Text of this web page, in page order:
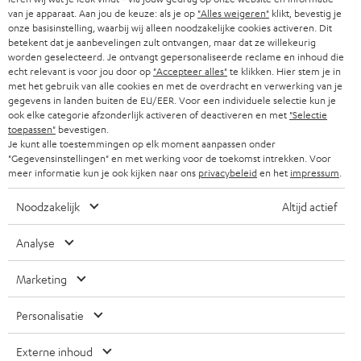
r
i
e
f
BLUETOOTH
KOPTELEFOONS
BLUETOOTH KOPTELEFOONS
COMPLETE SETS
SPEAKERS
ULTIMA
IN-EAR
FANSHOP
NIEUWKOMERS
PARTNERPROGRAMMA
BLOG
NEWSLETTER
STORES
TEUFEL VOORDELEN
ZWITSERLAND
NEDERLAND
BELGIË
FRANKRIJK
POLEN
ITALIË
USA
'Kennelijke' (typ)fouten voorbehouden. De op de foto's afgebeelde
accessoires zijn niet bij de levering inbegrepen. Eventuele
van je apparaat. Aan jou de keuze: als je op "Alles weigeren" klikt, bevestig je
onze basisinstelling, waarbij wij alleen noodzakelijke cookies activeren. Dit
betekent dat je aanbevelingen zult ontvangen, maar dat ze willekeurig
worden geselecteerd. Je ontvangt gepersonaliseerde reclame en inhoud die
echt relevant is voor jou door op "Accepteer alles"te klikken. Hier stem je in
met het gebruik van alle cookies en met de overdracht en verwerking van je
gegevens in landen buiten de EU/EER. Voor een individuele selectie kun je
ook elke categorie afzonderlijk activeren of deactiveren en met "Selectie
toepassen" bevestigen.
Je kunt alle toestemmingen op elk moment aanpassen onder
"Gegevensinstellingen" en met werking voor de toekomst intrekken. Voor
meer informatie kun je ook kijken naar ons privacybeleiden het impressum
Noodzakelijk Altijd actief
Analyse
Marketing
Personalisatie
Externe inhoud